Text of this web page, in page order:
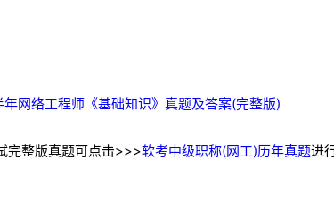
网络工程师《基础知识》真题及答案(完整版)
完整版真题可点击>>>软考中级职称(网工)历年真题进